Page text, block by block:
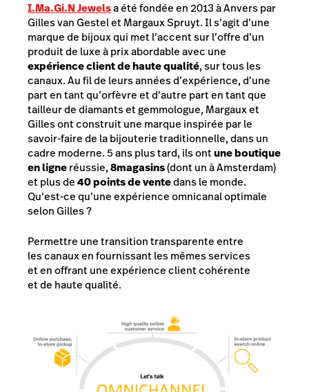
I.Ma.Gi.N Jewelsa été fondée en 2013 à Anvers par
Gilles van Gestel et Margaux Spruyt. Il s’agit d’une
marque de bijoux qui met l’accent sur l’offre d’un
produit de luxe à prix abordable avec une
expérience client de haute qualité, sur tous les
canaux. Au fil de leurs années d’expérience, d’une
part en tant qu’orfèvre et d’autre part en tant que
tailleur de diamants et gemmologue, Margaux et
Gilles ont construit une marque inspirée par le
savoir-faire de la bijouterie traditionnelle, dans un
cadre moderne. 5 ans plus tard, ils ontune boutique
en ligneréussie,8magasins(dont un à Amsterdam)
et plus de40 points de ventedans le monde.
Qu’est-ce qu’une expérience omnicanal optimale
selon Gilles ?
Permettre une transition transparente entre
les canaux en fournissant les mêmes services
et en offrant une expérience client cohérente
et de haute qualité.